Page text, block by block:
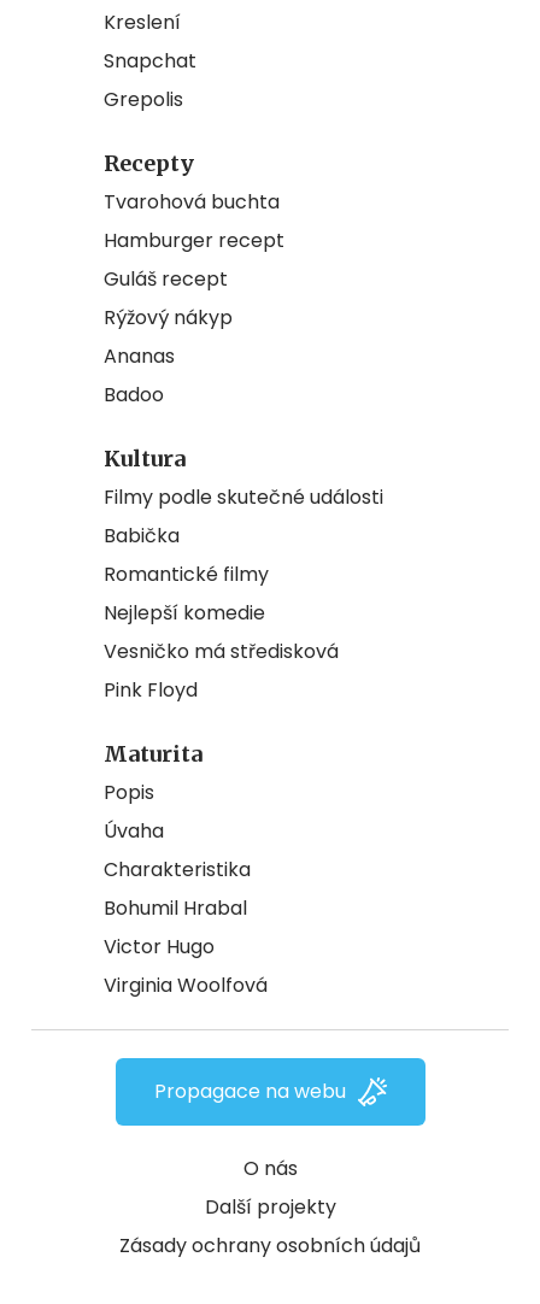
Kreslení
Snapchat
Grepolis
Recepty
Tvarohová buchta
Hamburger recept
Guláš recept
Rýžový nákyp
Ananas
Badoo
Kultura
Filmy podle skutečné události
Babička
Romantické filmy
Nejlepší komedie
Vesničko má středisková
Pink Floyd
Maturita
Popis
Úvaha
Charakteristika
Bohumil Hrabal
Victor Hugo
Virginia Woolfová
O nás
Další projekty
Zásady ochrany osobních údajů
Propagace na webu